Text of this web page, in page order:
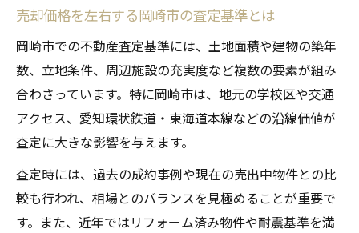
売却価格を左右する岡崎市の査定基準とは
岡崎市での不動産査定基準には、土地面積や建物の築年
数、立地条件、周辺施設の充実度など複数の要素が組み
合わさっています。特に岡崎市は、地元の学校区や交通
アクセス、愛知環状鉄道・東海道本線などの沿線価値が
査定に大きな影響を与えます。
査定時には、過去の成約事例や現在の売出中物件との比
較も行われ、相場とのバランスを見極めることが重要で
す。また、近年ではリフォーム済み物件や耐震基準を満